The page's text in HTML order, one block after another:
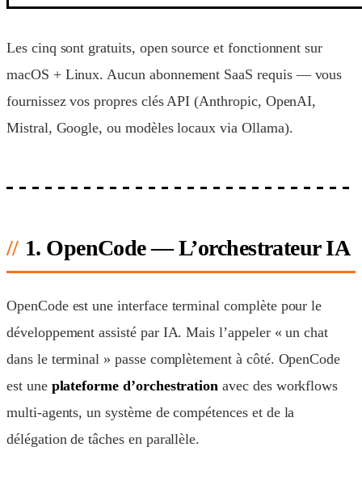
Les cinq sont gratuits, open source et fonctionnent sur
macOS + Linux. Aucun abonnement SaaS requis — vous
fournissez vos propres clés API (Anthropic, OpenAI,
Mistral, Google, ou modèles locaux via Ollama).
1. OpenCode — L’orchestrateur IA
OpenCode est une interface terminal complète pour le
développement assisté par IA. Mais l’appeler « un chat
dans le terminal » passe complètement à côté. OpenCode
est une plateforme d’orchestration avec des workflows
multi-agents, un système de compétences et de la
délégation de tâches en parallèle.